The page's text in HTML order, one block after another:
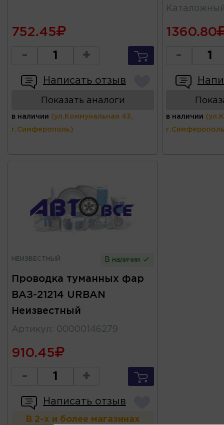
752.45
- +
Написать отзыв
Показать аналоги
в наличии (ул.Коммунальная 43,
г.Симферополь)
1360.80
-
в наличии
НЕИЗВЕСТНЫЙ В наличии
Проводка туманных фар
ВАЗ-21214 URBAN
Неизвестный
Артикул : 00000146279
910.45
- +
Написать отзыв
В 2-х и более магазинах